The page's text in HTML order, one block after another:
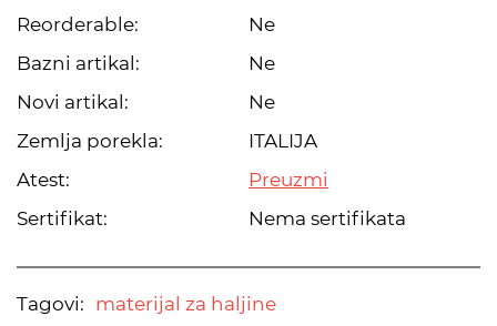
Reorderable:
Ne
Bazni artikal:
Ne
Novi artikal:
Ne
Zemlja porekla:
ITALIJA
Atest:
Preuzmi
Sertifikat:
Nema sertifikata
Tagovi: materijal za haljine